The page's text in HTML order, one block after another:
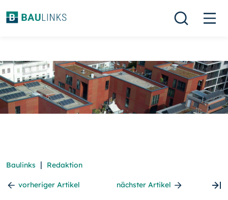
Baulinks | Redaktion
vorheriger Artikel nächster Artikel